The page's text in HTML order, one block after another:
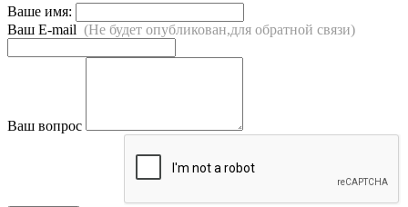
Ваше имя:
Ваш E-mail (Не будет опубликован,для обратной связи)
Ваш вопрос